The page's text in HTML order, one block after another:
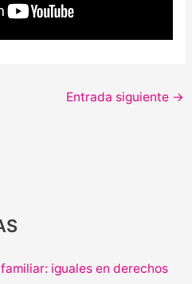
Entrada siguiente →
iguales en derechos